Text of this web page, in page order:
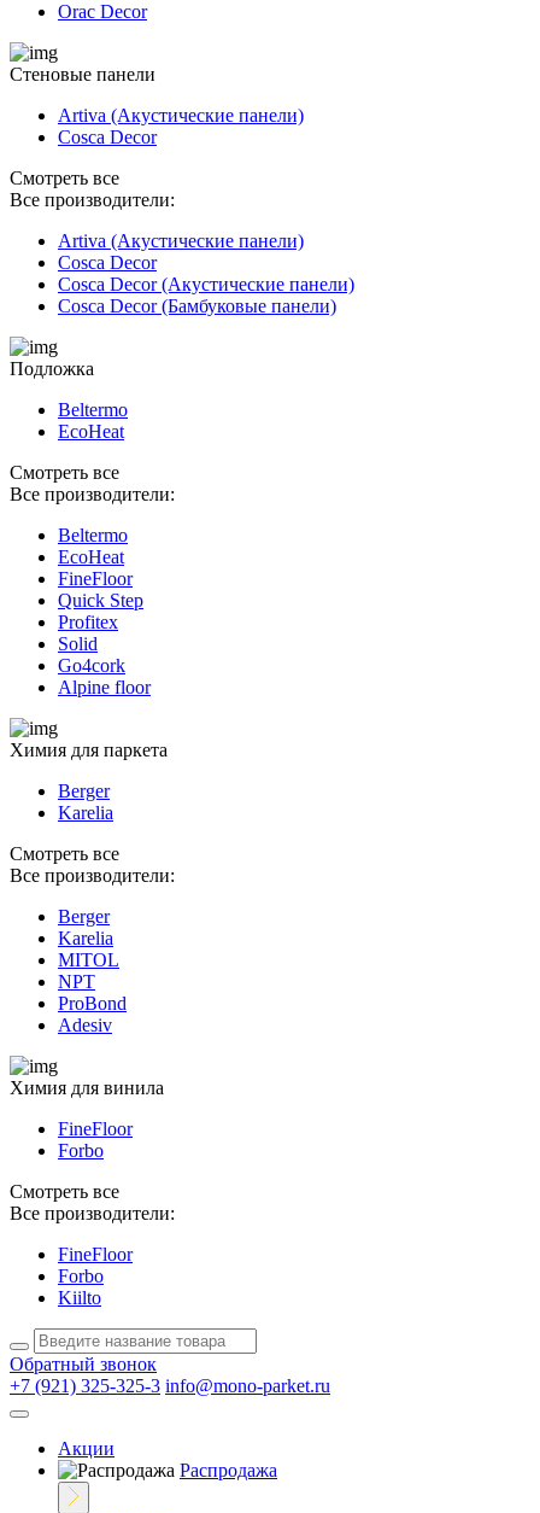
Orac Decor
Стеновые панели
Artiva (Акустические панели)
Cosca Decor
Смотреть все
Все производители:
Artiva (Акустические панели)
Cosca Decor
Cosca Decor (Акустические панели)
Cosca Decor (Бамбуковые панели)
Подложка
Beltermo
EcoHeat
Смотреть все
Все производители:
Beltermo
EcoHeat
FineFloor
Quick Step
Profitex
Solid
Go4cork
Alpine floor
Химия для паркета
Berger
Karelia
Смотреть все
Все производители:
Berger
Karelia
MITOL
NPT
ProBond
Adesiv
Химия для винила
FineFloor
Forbo
Смотреть все
Все производители:
FineFloor
Forbo
Kiilto
Обратный звонок
+7 (921) 325-325-3 info@mono-parket.ru
Акции
Распродажа